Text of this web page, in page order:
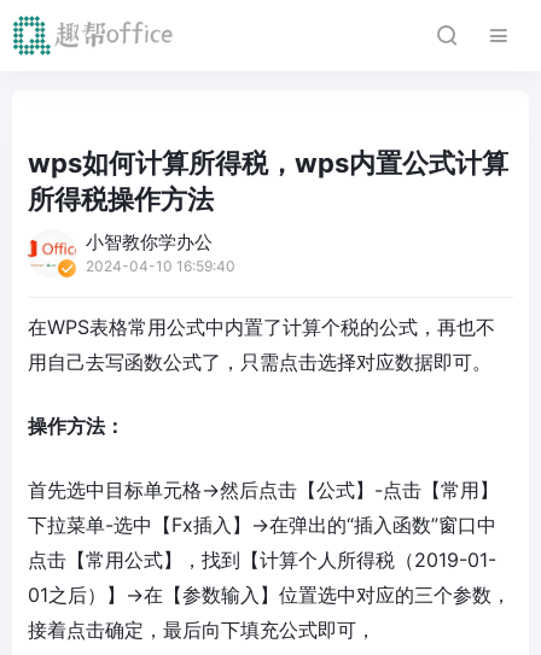
wps如何计算所得税，wps内置公式计算
所得税操作方法
小智教你学办公
2024-04-10 16:59:40
在WPS表格常用公式中内置了计算个税的公式，再也不
用自己去写函数公式了，只需点击选择对应数据即可。
操作方法：
首先选中目标单元格→然后点击【公式】-点击【常用】
下拉菜单-选中【Fx插入】→在弹出的“插入函数”窗口中
点击【常用公式】，找到【计算个人所得税（2019-01-
01之后）】→在【参数输入】位置选中对应的三个参数，
接着点击确定，最后向下填充公式即可，